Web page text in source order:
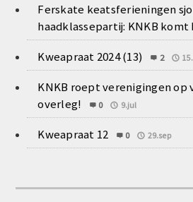
Ferskate keatsferieningen
haadklassepartij: KNKB komt
Kweapraat 2024 (13) 2
KNKB roept verenigingen op
overleg!
0 9.jul
Kweapraat 12 0 29.sep